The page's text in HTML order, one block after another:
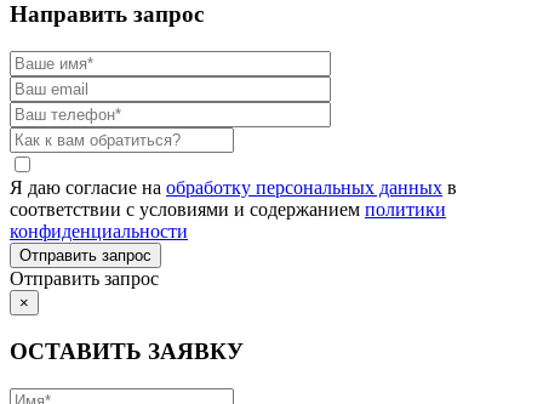
Направить запрос
Я даю согласие на обработку персональных данных в
соответствии с условиями и содержанием политики
конфиденциальности
Отправить запрос
×
ОСТАВИТЬ ЗАЯВКУ